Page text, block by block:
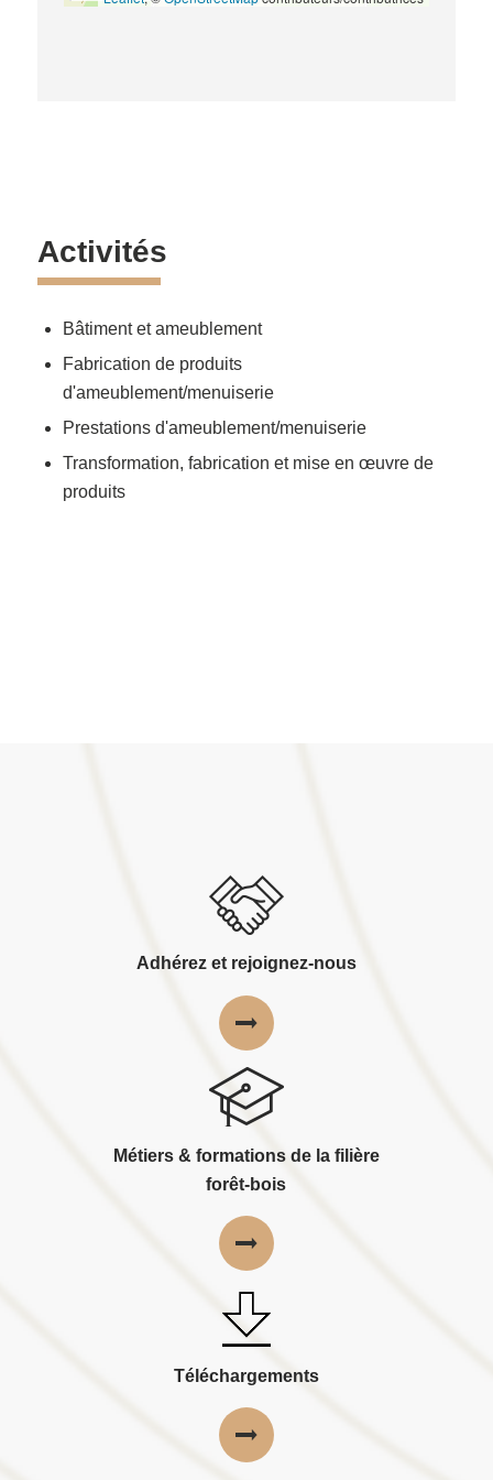
Activités
Bâtiment et ameublement
Fabrication de produits
d'ameublement/menuiserie
Prestations d'ameublement/menuiserie
Transformation, fabrication et mise en œuvre de
produits
Adhérez et rejoignez-nous
Métiers & formations de la filière
forêt-bois
Téléchargements